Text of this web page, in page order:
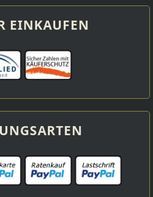
EINKAUFEN